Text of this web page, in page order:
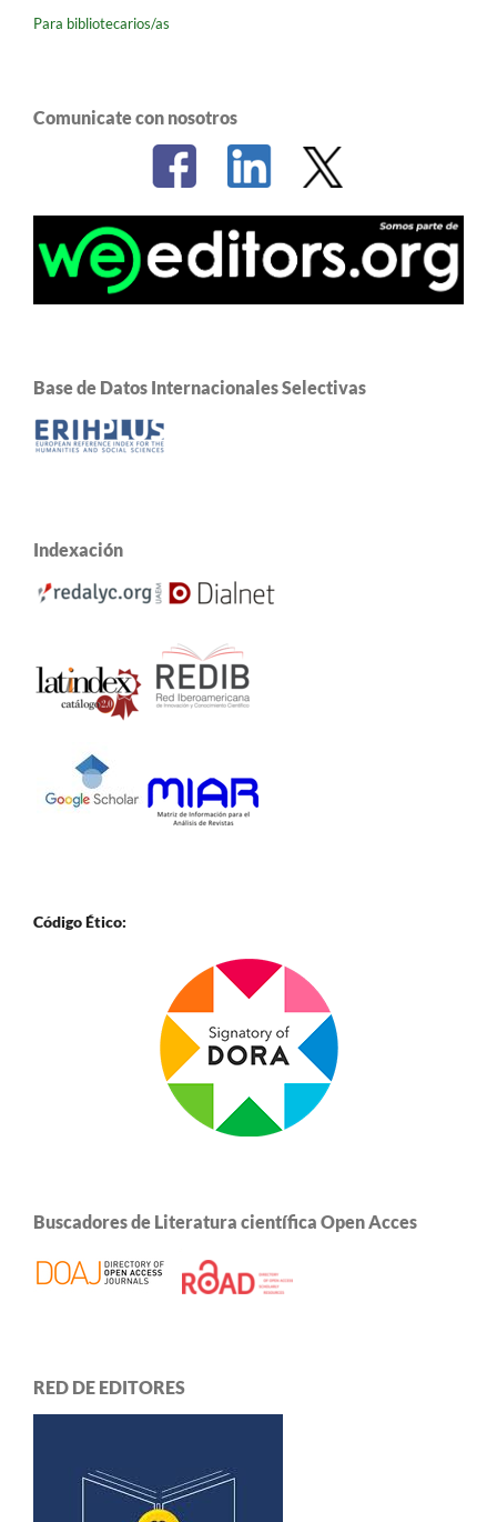
Para bibliotecarios/as
Comunicate con nosotros
Base de Datos Internacionales Selectivas
Indexación
Código Ético:
Buscadores de Literatura científica Open Acces
RED DE EDITORES